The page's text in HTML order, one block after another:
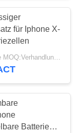
für Iphone X-
Batterie